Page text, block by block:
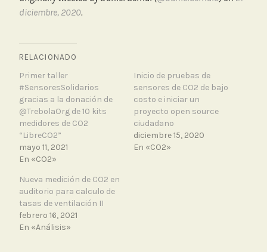
diciembre, 2020.
RELACIONADO
Primer taller
#SensoresSolidarios
gracias a la donación de
@TrebolaOrg de 10 kits
medidores de CO2
“LibreCO2”
mayo 11, 2021
En «CO2»
Inicio de pruebas de
sensores de CO2 de bajo
costo e iniciar un
proyecto open source
ciudadano
diciembre 15, 2020
En «CO2»
Nueva medición de CO2 en
auditorio para calculo de
tasas de ventilación II
febrero 16, 2021
En «Análisis»